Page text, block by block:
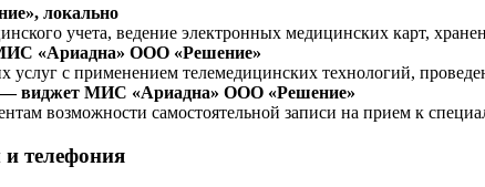
локально
учета, ведение электронных медицинских карт,
«Ариадна» ООО «Решение»
услуг с применением телемедицинских технологий,
— виджет МИС «Ариадна» ООО «Решение»
возможности самостоятельной записи на прием к
телефония